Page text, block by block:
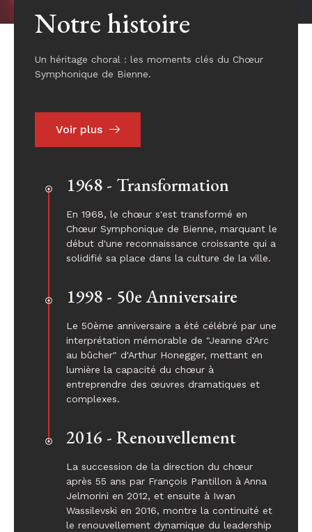
Notre histoire
Un héritage choral : les moments clés du Chœur
Symphonique de Bienne.
Voir plus
1968 - Transformation
En 1968, le chœur s'est transformé en
Chœur Symphonique de Bienne, marquant le
début d'une reconnaissance croissante qui a
solidifié sa place dans la culture de la ville.
1998 - 50e Anniversaire
Le 50ème anniversaire a été célébré par une
interprétation mémorable de "Jeanne d'Arc
au bûcher" d'Arthur Honegger, mettant en
lumière la capacité du chœur à
entreprendre des œuvres dramatiques et
complexes.
2016 - Renouvellement
La succession de la direction du chœur
après 55 ans par François Pantillon à Anna
Jelmorini en 2012, et ensuite à Iwan
Wassilevski en 2016, montre la continuité et
le renouvellement dynamique du leadership